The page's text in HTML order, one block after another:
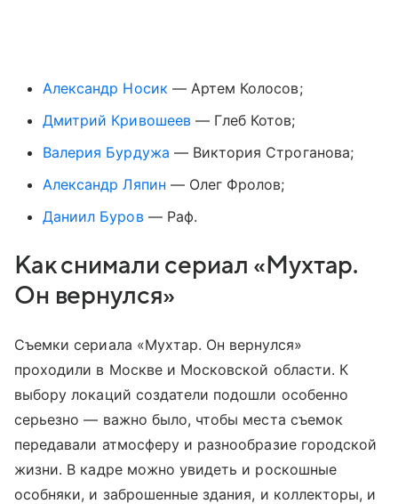
Александр Носик — Артем Колосов;
Дмитрий Кривошеев— Глеб Котов;
Валерия Бурдужа — Виктория Строганова;
Александр Ляпин — Олег Фролов;
Даниил Буров— Раф.
Как снимали сериал «Мухтар.
Он вернулся»
Съемки сериала «Мухтар. Он вернулся»
проходили в Москве и Московской области. К
выбору локаций создатели подошли особенно
серьезно — важно было, чтобы места съемок
передавали атмосферу и разнообразие городской
жизни. В кадре можно увидеть и роскошные
особняки, и заброшенные здания, и коллекторы, и